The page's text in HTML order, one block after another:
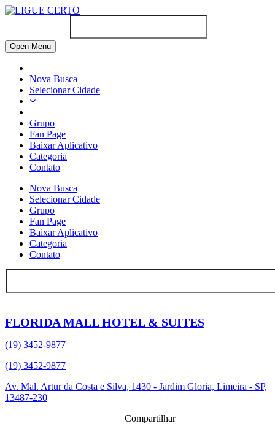
Open Menu
Nova Busca
Selecionar Cidade
Grupo
Fan Page
Baixar Aplicativo
Categoria
Contato
Nova Busca
Selecionar Cidade
Grupo
Fan Page
Baixar Aplicativo
Categoria
Contato
FLORIDA MALL HOTEL & SUITES
(19) 3452-9877
(19) 3452-9877
Av. Mal. Artur da Costa e Silva, 1430 - Jardim Gloria, Limeira - SP,
13487-230
Compartilhar